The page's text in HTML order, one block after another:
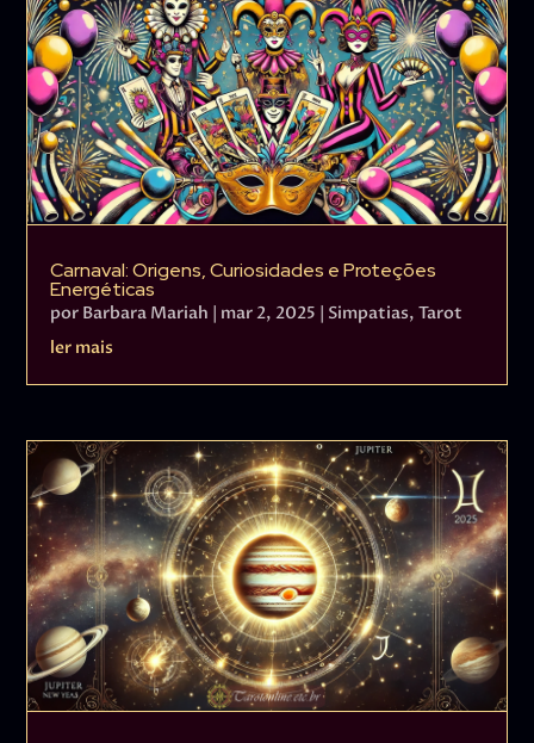
Carnaval: Origens, Curiosidades e Proteções
Energéticas
por Barbara Mariah | mar 2, 2025 | Simpatias,Tarot
ler mais